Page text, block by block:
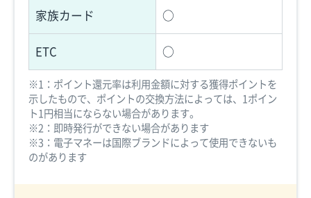
家族カード ○
ETC ○
※1：ポイント還元率は利用金額に対する獲得ポイントを
示したもので、ポイントの交換方法によっては、1ポイン
ト1円相当にならない場合があります。
※2：即時発行ができない場合があります
※3：電子マネーは国際ブランドによって使用できないも
のがあります